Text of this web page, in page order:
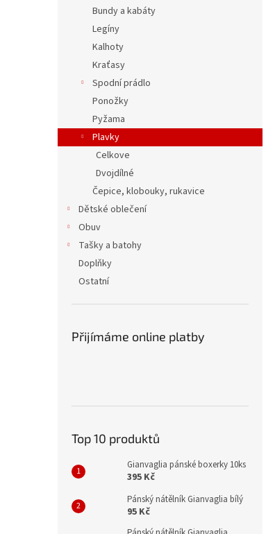
Bundy a kabáty
Legíny
Kalhoty
Kraťasy
Spodní prádlo
Ponožky
Pyžama
Plavky
Celkove
Dvojdílné
Čepice, klobouky, rukavice
Dětské oblečení
Obuv
Tašky a batohy
Doplňky
Ostatní
Přijímáme online platby
Top 10 produktů
Gianvaglia pánské boxerky 10ks
395 Kč
Pánský nátělník Gianvaglia bílý
95 Kč